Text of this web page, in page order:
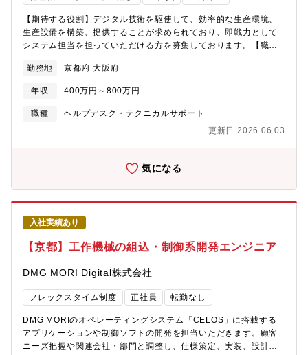
ットする人物像＞・スケールの大きい仕事に携わりたい方・新し
いことにチャレンジしたい方・今後も需要が高い分野に携わりた
い方
ェア技術でソーシャルニーズを創造する～』というビジョンのも
と、新しい価値の創造に挑戦しています。■コア技術センタでは、
クラウドや生成AIなどの先進技術を迅速に取り入れ、自社製品の
開発やこれらの技術を活用した開発支援を行っています。オムロ
拡大しており、この重要な役割を担うリーダー人材を募集しま
題の一つである「デジタル化社会の実現」に向けて、FA事業、ヘ
ルスケア事業、社会システム事業など、オムロングループのさま
セキュリティ、生成AI活用、開発支援、技術人財育成など、様々
数：15名ほど ※他、派遣社員10名ほど■作業場所：出社とテレ
フラットな関係でお互い意見を言い合える組織
【期待する役割】デジタル技術を駆使して、効率的な生産環境、
生産設備を構築、提供することが求められており、即戦力として
システム担当を担っていただける方を募集しております。【職務
を上げるためのシステム導入・保守、・生産設備および生産管理
システムのDX推進・インフラ管理業務・情報セキュリティの企
画・導入・運用これまでのご経験を考慮し、担当業務を決定いた
します。
勤務地 京都府 大阪府
年収 400万円～800万円
職種
ヘルプデスク・テクニカルサポート
更新日 2026.06.03
気になる
入社実績あり
【京都】工作機械の組込・制御系開発エンジニア
DMG MORI Digital株式会社
フレックスタイム制度 正社員 転勤なし
DMG MORIのオペレーティングシステム「CELOS」に搭載する
アプリケーションや制御ソフトの開発を担当いただきます。顧客
ニーズ把握や関連会社・部門と調整し、仕様策定、実装、設計者